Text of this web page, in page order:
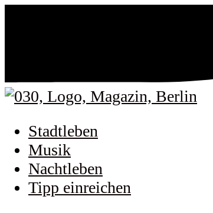
Stadtleben
Musik
Nachtleben
Tipp einreichen